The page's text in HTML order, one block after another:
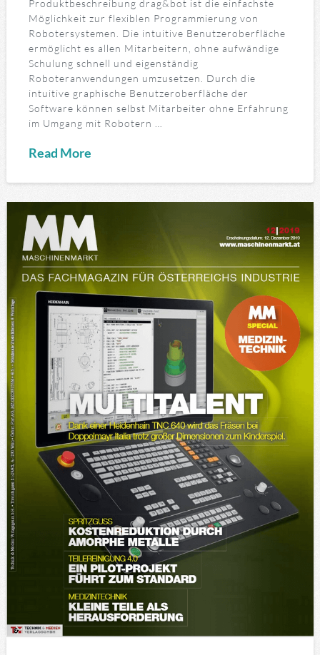
Produktbeschreibung drag&bot ist die einfachste
Möglichkeit zur flexiblen Programmierung von
Robotersystemen. Die intuitive Benutzeroberfläche
ermöglicht es allen Mitarbeitern, ohne aufwändige
Schulung schnell und eigenständig
Roboteranwendungen umzusetzen. Durch die
intuitive graphische Benutzeroberfläche der
Software können selbst Mitarbeiter ohne Erfahrung
im Umgang mit Robotern …
Read More